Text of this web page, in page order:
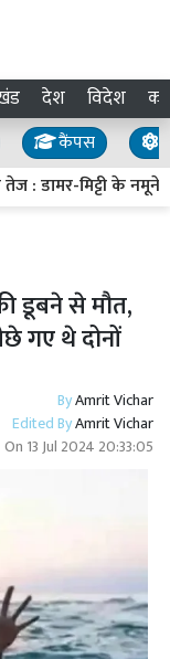
देश विदेश
कैंपस
डामर-मिट्टी के नमूने
डूबने से मौत,
गए थे दोनों
ByAmrit Vichar
Edited ByAmrit Vichar
On 13 Jul 2024 20:33:05